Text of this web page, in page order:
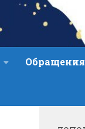
Обращения